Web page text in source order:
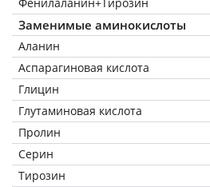
Заменимые аминокислоты
Аланин
Аспарагиновая кислота
Глицин
Глутаминовая кислота
Пролин
Серин
Тирозин